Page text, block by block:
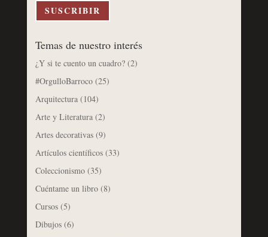
electrónico
SUSCRIBIR
Temas de nuestro interés
¿Y si te cuento un cuadro?(2)
#OrgulloBarroco(25)
Arquitectura(104)
Arte y Literatura(2)
Artes decorativas(9)
Artículos científicos(33)
Coleccionismo(35)
Cuéntame un libro(8)
Cursos(5)
Dibujos(6)